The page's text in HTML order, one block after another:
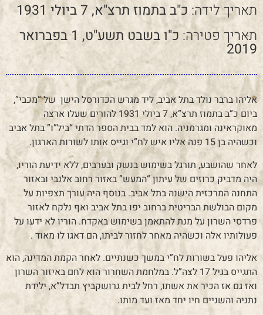
תאריך לידה:כ"ב בתמוז תרצ"א, 7 ביולי 1931
תאריך פטירה:
כ"ו בשבט תשע"ט, 1 בפברואר
2019
אליהו ברבר נולד בתל אביב, ליד מגרש הכדורסל הישן של “מכבי”,
ביום כ”ב בתמוז תרצ”א, 7 ביולי 1931 להורים שעלו ארצה
מאוקראינה ומגרמניה. הוא למד בבית הספר הדתי “ביל”ו” בתל אביב
וכשהיה בן 15 פנה אליו איש לח”י וגייס אותו לשורות הארגון.
לאחר שהושבע, תורגל בשימוש בנשק ובערבים, ללא ידיעת הוריו,
היה מדביק כרוזים של עיתון “המעש” באזור רחוב אלנבי ובאזור
התחנה המרכזית הישנה בתל אביב. בנוסף היה עורך תצפיות על
מקום הבולשת הבריטית ברחוב יפו בתל אביב ואף נלקח לאזור
פרדסי השרון על מנת להתאמן בשימוש באקדח. הוריו לא ידעו על
פעולותיו אלה וכשהיה מאחר לחזור לביתו, הם דאגו לו מאוד .
אליהו פעל בשורות לח”י במשך כשנתיים. לאחר הקמת המדינה, הוא
התגייס בגיל 17 לצה”ל. במלחמת השחרור הוא לחם באיזור השרון
ואז גם אז הכיר את אשתו, רחל לבית גרושקביץ תבדל”א, ילידת
נתניה והשניים חיו יחד מאז ועד מותו.